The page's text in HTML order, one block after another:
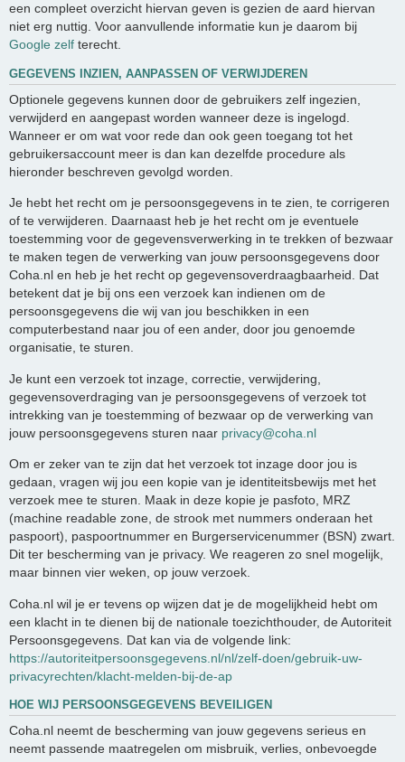
een compleet overzicht hiervan geven is gezien de aard hiervan
niet erg nuttig. Voor aanvullende informatie kun je daarom bij
Google zelf terecht.
GEGEVENS INZIEN, AANPASSEN OF VERWIJDEREN
Optionele gegevens kunnen door de gebruikers zelf ingezien,
verwijderd en aangepast worden wanneer deze is ingelogd.
Wanneer er om wat voor rede dan ook geen toegang tot het
gebruikersaccount meer is dan kan dezelfde procedure als
hieronder beschreven gevolgd worden.
Je hebt het recht om je persoonsgegevens in te zien, te corrigeren
of te verwijderen. Daarnaast heb je het recht om je eventuele
toestemming voor de gegevensverwerking in te trekken of bezwaar
te maken tegen de verwerking van jouw persoonsgegevens door
Coha.nl en heb je het recht op gegevensoverdraagbaarheid. Dat
betekent dat je bij ons een verzoek kan indienen om de
persoonsgegevens die wij van jou beschikken in een
computerbestand naar jou of een ander, door jou genoemde
organisatie, te sturen.
Je kunt een verzoek tot inzage, correctie, verwijdering,
gegevensoverdraging van je persoonsgegevens of verzoek tot
intrekking van je toestemming of bezwaar op de verwerking van
jouw persoonsgegevens sturen naar privacy@coha.nl
Om er zeker van te zijn dat het verzoek tot inzage door jou is
gedaan, vragen wij jou een kopie van je identiteitsbewijs met het
verzoek mee te sturen. Maak in deze kopie je pasfoto, MRZ
(machine readable zone, de strook met nummers onderaan het
paspoort), paspoortnummer en Burgerservicenummer (BSN) zwart.
Dit ter bescherming van je privacy. We reageren zo snel mogelijk,
maar binnen vier weken, op jouw verzoek.
Coha.nl wil je er tevens op wijzen dat je de mogelijkheid hebt om
een klacht in te dienen bij de nationale toezichthouder, de Autoriteit
Persoonsgegevens. Dat kan via de volgende link:
https://autoriteitpersoonsgegevens.nl/nl/zelf-doen/gebruik-uw-
privacyrechten/klacht-melden-bij-de-ap
HOE WIJ PERSOONSGEGEVENS BEVEILIGEN
Coha.nl neemt de bescherming van jouw gegevens serieus en
neemt passende maatregelen om misbruik, verlies, onbevoegde